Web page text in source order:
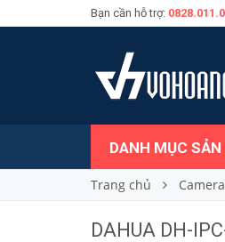
Bạn cần hỗ trợ:
DANH MỤC
Trang chủ
DAHUA DH-